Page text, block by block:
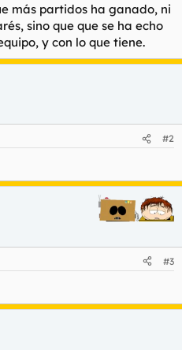
más partidos ha ganado, ni
sino que que se ha echo
y con lo que tiene.
#2
#3